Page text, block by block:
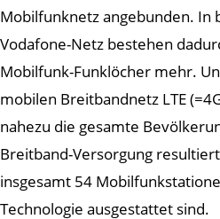
Mobilfunknetz angebunden. In
Vodafone-Netz bestehen
Mobilfunk-Funklöcher mehr.
mobilen Breitbandnetz LTE
nahezu die gesamte
Breitband-Versorgung
insgesamt 54
Technologie ausgestattet sind.